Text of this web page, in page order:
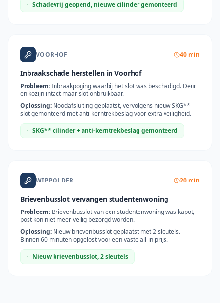
Schadevrij geopend, nieuwe cilinder gemonteerd
VOORHOF 40 min
Inbraakschade herstellen in Voorhof
Probleem:Inbraakpoging waarbij het slot was beschadigd. Deur
en kozijn intact maar slot onbruikbaar.
Oplossing: Noodafsluiting geplaatst, vervolgens nieuw SKG**
slot gemonteerd met anti-kerntrekbeslag voor extra veiligheid.
SKG** cilinder + anti-kerntrekbeslag gemonteerd
WIPPOLDER 20 min
Brievenbusslot vervangen studentenwoning
Probleem: Brievenbusslot van een studentenwoning was kapot,
post kon niet meer veilig bezorgd worden.
Oplossing: Nieuw brievenbusslot geplaatst met 2 sleutels.
Binnen 60 minuten opgelost voor een vaste all-in prijs.
Nieuw brievenbusslot, 2 sleutels